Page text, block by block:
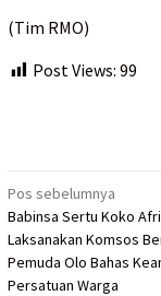
(Tim RMO)
Post Views: 99
Navigasi
pos
Pos sebelumnya
Babinsa Sertu Koko
Laksanakan Komsos
Pemuda Olo Bahas
Persatuan Warga